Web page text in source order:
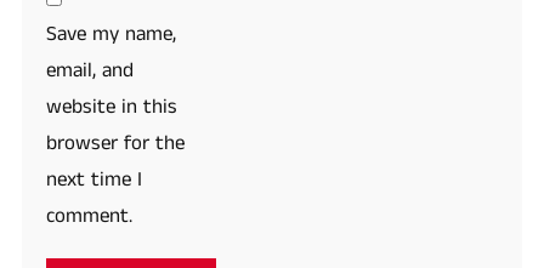
Save my name,
email, and
website in this
browser for the
next time I
comment.